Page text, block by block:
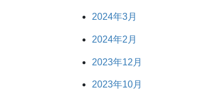
2024年3月
2024年2月
2023年12月
2023年10月